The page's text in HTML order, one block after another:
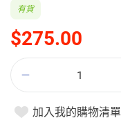
$275.00
有貨
加入我的購物清單